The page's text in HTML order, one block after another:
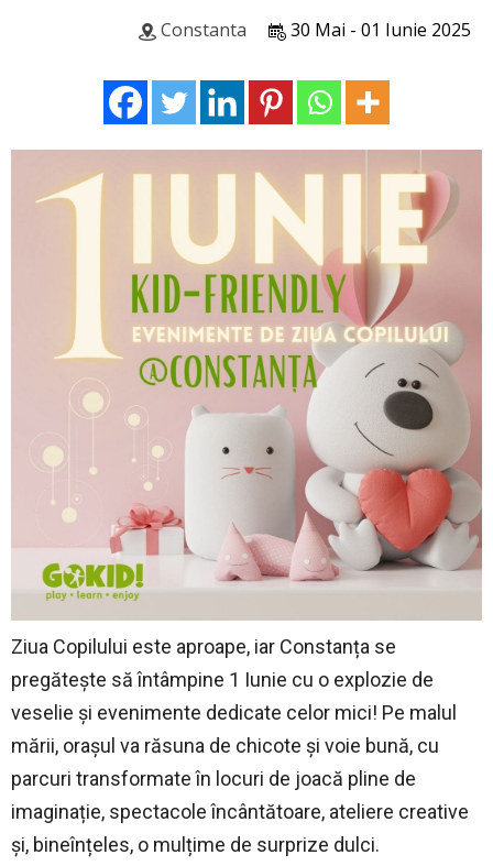
30 Mai - 01 Iunie 2025
Constanta
Ziua Copilului este aproape, iar Constanța se
pregătește să întâmpine 1 Iunie cu o explozie de
veselie și evenimente dedicate celor mici! Pe malul
mării, orașul va răsuna de chicote și voie bună, cu
parcuri transformate în locuri de joacă pline de
imaginație, spectacole încântătoare, ateliere creative
și, bineînțeles, o mulțime de surprize dulci.